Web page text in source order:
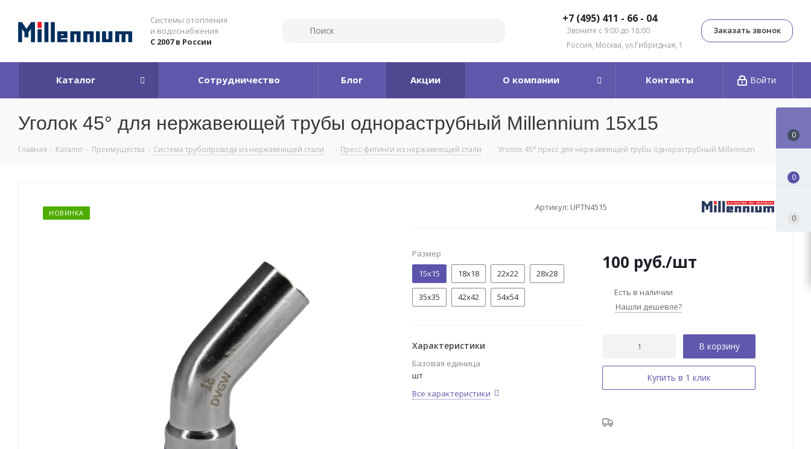
Системы отопления
и водоснабжения
С 2007 в России
+7 (495) 411 - 66 - 04
Звоните с 9:00 до 18:00
Россия, Москва, ул.Гибридная, 1
Заказать звонок
Войти
Каталог Сотрудничество Блог Акции О компании Контакты
Уголок 45° для нержавеющей трубы однораструбный Millennium 15х15
Главная - Каталог - Преимущества - Система трубопровода из нержавеющей стали - Пресс-фитинги из нержавеющей стали - Уголок 45° пресс для нержавеющей трубы однораструбный Millennium
НОВИНКА
Артикул: UPTN4515
Размер
15х15
18х18 22х22 28х28
35х35 42х42 54х54
Характеристики
Базовая единица
шт
Все характеристики
100 руб./шт
Есть в наличии
Нашли дешевле?
В корзину
Купить в 1 клик
0
0
0